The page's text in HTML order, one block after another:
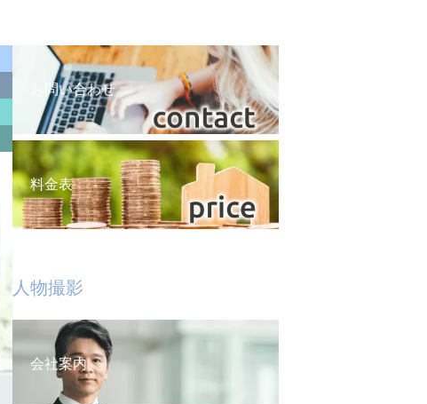
お問い合わせ
料金表
人物撮影
会社案内